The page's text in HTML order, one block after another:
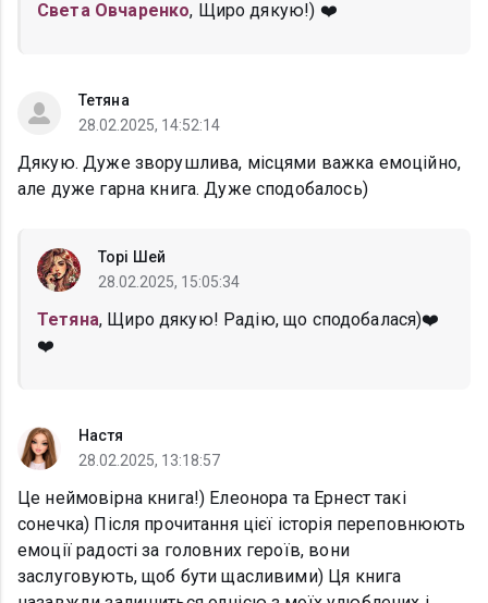
Света Овчаренко, Щиро дякую!) ❤️
Тетяна
28.02.2025, 14:52:14
Дякую. Дуже зворушлива, місцями важка емоційно,
але дуже гарна книга. Дуже сподобалось)
Торі Шей
28.02.2025, 15:05:34
Тетяна, Щиро дякую! Радію, що сподобалася)❤️
❤️
Настя
28.02.2025, 13:18:57
Це неймовірна книга!) Елеонора та Ернест такі
сонечка) Після прочитання цієї історія переповнюють
емоції радості за головних героїв, вони
заслуговують, щоб бути щасливими) Ця книга